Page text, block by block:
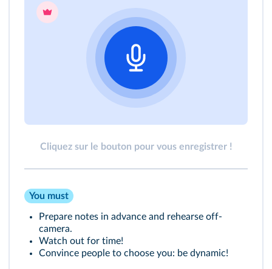
Cliquez sur le bouton pour vous enregistrer !
You must
Prepare notes in advance and rehearse off-
camera.
Watch out for time!
Convince people to choose you: be dynamic!